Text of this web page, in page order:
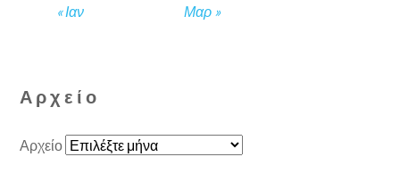
« Ιαν Μαρ »
Αρχείο
Αρχείο